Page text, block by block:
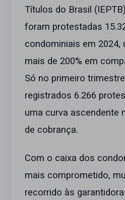
Títulos do Brasil
foram protestadas
condominiais em 2024,
mais de 200% em
Só no primeiro
registrados 6.266
uma curva ascendente
de cobrança.
Com o caixa dos
mais comprometido,
recorrido às